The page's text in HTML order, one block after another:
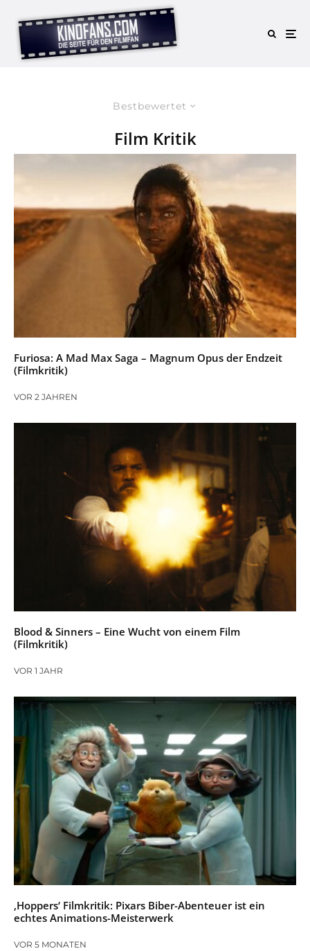
Bestbewertet
Film Kritik
Furiosa: A Mad Max Saga – Magnum Opus der Endzeit
(Filmkritik)
VOR 2 JAHREN
Blood & Sinners – Eine Wucht von einem Film
(Filmkritik)
VOR 1 JAHR
‚Hoppers‘ Filmkritik: Pixars Biber-Abenteuer ist ein
echtes Animations-Meisterwerk
VOR 5 MONATEN